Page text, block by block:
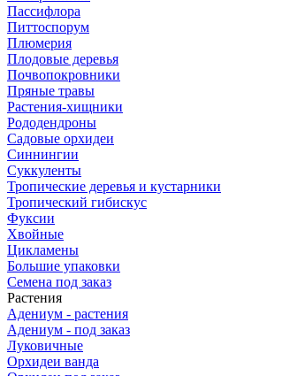
Пассифлора
Питтоспорум
Плюмерия
Плодовые деревья
Почвопокровники
Пряные травы
Растения-хищники
Рододендроны
Садовые орхидеи
Синнингии
Суккуленты
Тропические деревья и кустарники
Тропический гибискус
Фуксии
Хвойные
Цикламены
Большие упаковки
Семена под заказ
Растения
Адениум - растения
Адениум - под заказ
Луковичные
Орхидеи ванда